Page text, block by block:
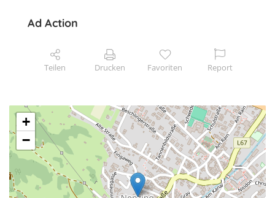
Ad Action
Teilen Drucken Favoriten Report
+
−